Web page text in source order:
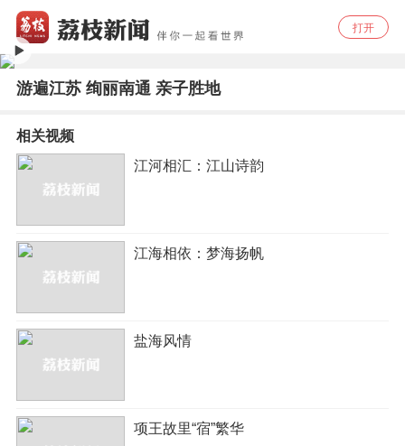
打开
游遍江苏 绚丽南通 亲子胜地
相关视频
江河相汇：江山诗韵
江海相依：梦海扬帆
盐海风情
项王故里“宿”繁华